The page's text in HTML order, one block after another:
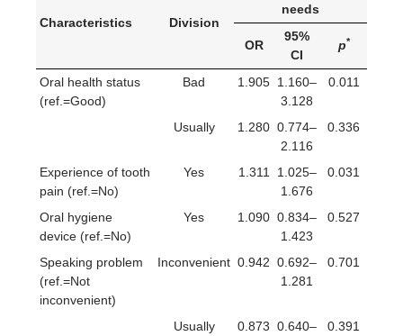
Characteristics Division
needs
OR
95%
CI
p*
Oral health status
(ref.=Good)
Bad 1.905 1.160–
3.128
0.011
Usually 1.280 0.774–
2.116
0.336
Experience of tooth
pain (ref.=No)
Yes 1.311
1.025–
1.676
0.031
Oral hygiene
device (ref.=No)
Yes 1.090 0.834–
1.423
0.527
Speaking problem
(ref.=Not
inconvenient)
Inconvenient 0.942 0.692–
1.281
0.701
Usually 0.873 0.640–
0.391